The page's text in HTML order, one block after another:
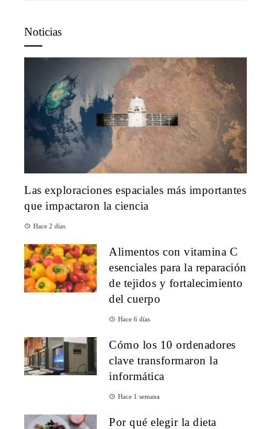
Noticias
Las exploraciones espaciales más importantes
que impactaron la ciencia
Hace 2 días
Alimentos con vitamina C
esenciales para la reparación
de tejidos y fortalecimiento
del cuerpo
Hace 6 días
Cómo los 10 ordenadores
clave transformaron la
informática
Hace 1 semana
Por qué elegir la dieta